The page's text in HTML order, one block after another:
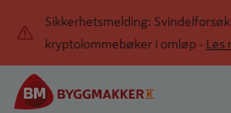
Sikkerhetsmelding:
kryptolommebøker i omløp -